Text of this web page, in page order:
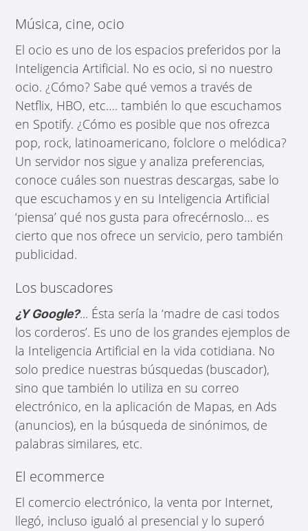
Música, cine, ocio
El ocio es uno de los espacios preferidos por la
Inteligencia Artificial. No es ocio, si no nuestro
ocio. ¿Cómo? Sabe qué vemos a través de
Netflix, HBO, etc…. también lo que escuchamos
en Spotify. ¿Cómo es posible que nos ofrezca
pop, rock, latinoamericano, folclore o melódica?
Un servidor nos sigue y analiza preferencias,
conoce cuáles son nuestras descargas, sabe lo
que escuchamos y en su Inteligencia Artificial
‘piensa’ qué nos gusta para ofrecérnoslo… es
cierto que nos ofrece un servicio, pero también
publicidad.
Los buscadores
¿Y Google?... Ésta sería la ‘madre de casi todos
los corderos’. Es uno de los grandes ejemplos de
la Inteligencia Artificial en la vida cotidiana. No
solo predice nuestras búsquedas (buscador),
sino que también lo utiliza en su correo
electrónico, en la aplicación de Mapas, en Ads
(anuncios), en la búsqueda de sinónimos, de
palabras similares, etc.
El ecommerce
El comercio electrónico, la venta por Internet,
llegó, incluso igualó al presencial y lo superó